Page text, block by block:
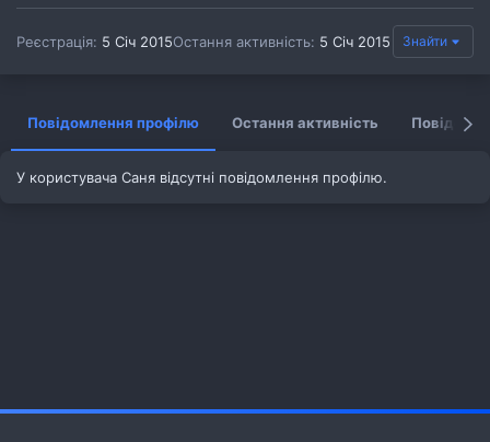
Реєстрація 5 Січ 2015Остання активність 5 Січ 2015 Знайти
Повідомлення профілю Остання активність
У користувача Саня відсутні повідомлення профілю.